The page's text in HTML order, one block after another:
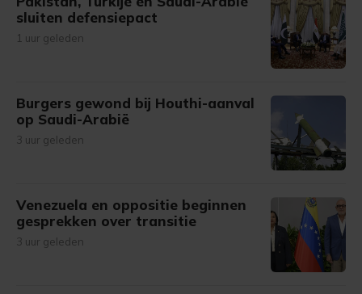
sluiten defensiepact
1 uur geleden
Burgers gewond bij Houthi-aanval
op Saudi-Arabië
3 uur geleden
Venezuela en oppositie beginnen
gesprekken over transitie
3 uur geleden